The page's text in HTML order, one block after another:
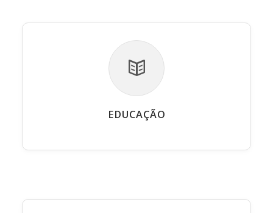
EDUCAÇÃO